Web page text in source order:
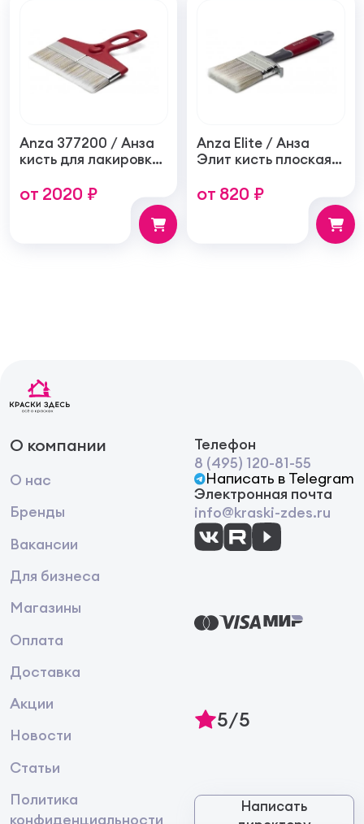
Anza 377200 / Анза
кисть для лакировки
от 2020 ₽
Anza Elite / Анза
Элит кисть плоская
синтетическая,
от 820 ₽
О компании
О нас
Бренды
Вакансии
Для бизнеса
Магазины
Оплата
Доставка
Акции
Новости
Статьи
Политика
конфиденциальности
Телефон
8 (495) 120-81-55
Написать в Telegram
Электронная почта
info@kraski-zdes.ru
5/5
Написать